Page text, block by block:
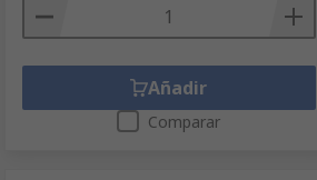
Añadir
Comparar